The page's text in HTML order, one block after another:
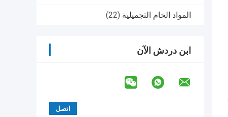
المواد الخام التجميلية (22)
ابن دردش الآن